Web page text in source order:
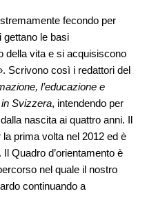
fecondo per
gettano le basi
della vita e si acquisiscono
Scrivono così i redattori del
l’educazione e
in Svizzera, intendendo per
nascita ai quattro anni. Il
prima volta nel 2012 ed è
Quadro d’orientamento è
nel quale il nostro
continuando a